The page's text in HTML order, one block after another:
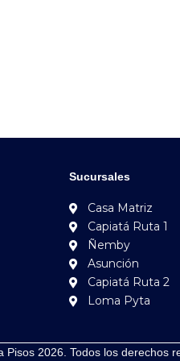
Sucursales
Casa Matriz
Capiatá Ruta 1
Ñemby
Asunción
Capiatá Ruta 2
Loma Pyta
Pisos 2026. Todos los derechos